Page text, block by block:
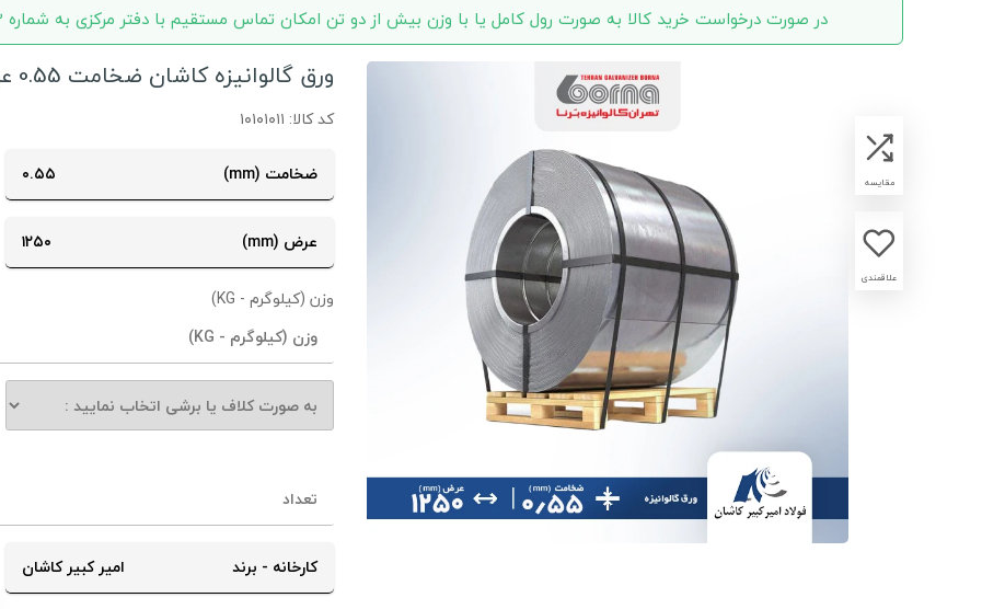
در صورت درخواست خرید کالا به صورت رول کامل یا با وزن بیش از دو تن امکان تماس مستقیم با دفتر مرکزی به شماره 57602-021 و فروش به صورت عمده نیز وجود دارد.
مقایسه
علاقمندی
ورق گالوانیزه کاشان ضخامت 0.55 عرض 1250
کد کالا: ۱۰۱۰۱۰۱۱
ضخامت (mm)
۰.۵۵
عرض (mm) ۱۲۵۰
وزن (کیلوگرم - KG)
کارخانه - برند امیر کبیر کاشان